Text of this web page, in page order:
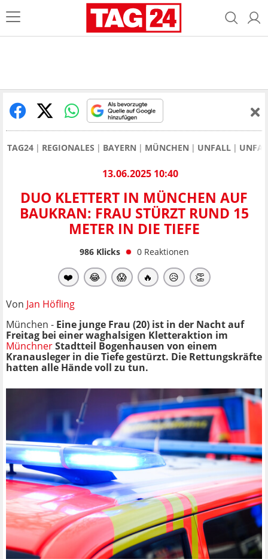
TAG24 REGIONALES BAYERN MÜNCHEN UNFALL
13.06.2025 10:40
DUO KLETTERT IN MÜNCHEN AUF
BAUKRAN: FRAU STÜRZT RUND 15
METER IN DIE TIEFE
986Klicks 0 Reaktionen
❤️ 😂 😱 🔥 😥 👏
Von Jan Höfling
München - Eine junge Frau (20) ist in der Nacht auf
Freitag bei einer waghalsigen Kletteraktion im
MünchnerStadtteil Bogenhausen von einem
Kranausleger in die Tiefe gestürzt. Die Rettungskräfte
hatten alle Hände voll zu tun.